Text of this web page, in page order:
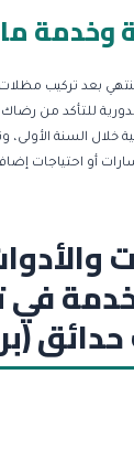
وخدمة
بعد تركيب
للتأكد من
خلال السنة الأولى،
أو احتياجات
في